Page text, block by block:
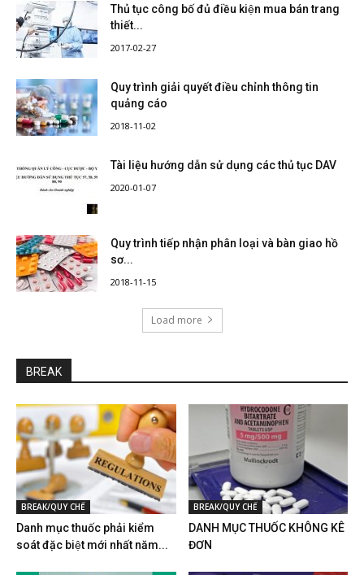
Thủ tục công bố đủ điều kiện mua bán trang
thiết...
2017-02-27
Quy trình giải quyết điều chỉnh thông tin
quảng cáo
2018-11-02
Tài liệu hướng dẫn sử dụng các thủ tục DAV
2020-01-07
Quy trình tiếp nhận phân loại và bàn giao hồ
sơ...
2018-11-15
Load more
BREAK
BREAK/QUY CHẾ
Danh mục thuốc phải kiểm
soát đặc biệt mới nhất năm...
BREAK/QUY CHẾ
DANH MỤC THUỐC KHÔNG KÊ
ĐƠN